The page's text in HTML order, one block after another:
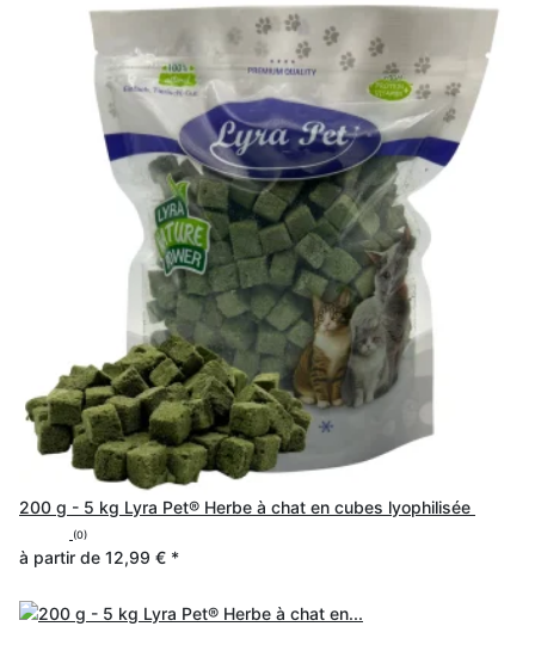
200 g - 5 kg Lyra Pet® Herbe à chat en cubes lyophilisée
(0)
à partir de 12,99 € *